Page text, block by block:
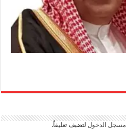
مسجل الدخوللتضيف تعليقاً.